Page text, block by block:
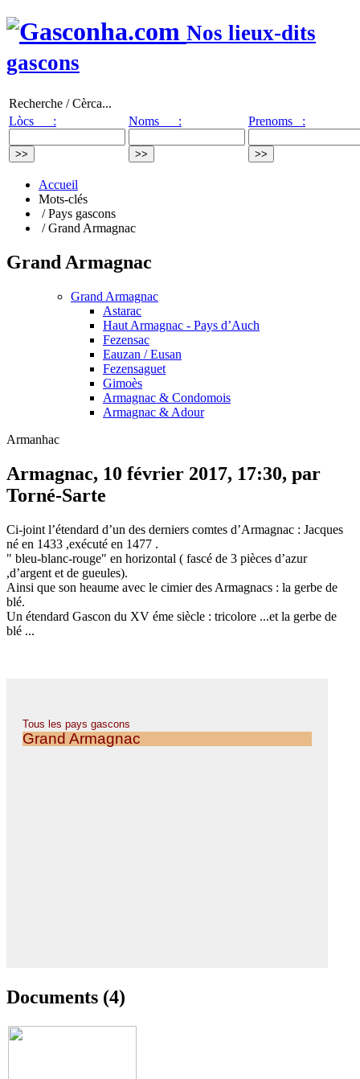
Nos lieux-dits
gascons
Recherche / Cèrca...
Lòcs :
Noms : Prenoms :
Accueil
Mots-clés
/ Pays gascons
/ Grand Armagnac
Grand Armagnac
Grand Armagnac
Astarac
Haut Armagnac - Pays d’Auch
Fezensac
Eauzan / Eusan
Fezensaguet
Gimoès
Armagnac & Condomois
Armagnac & Adour
Armanhac
Armagnac, 10 février 2017, 17:30, par
Torné-Sarte
Ci-joint l’étendard d’un des derniers comtes d’Armagnac : Jacques
né en 1433 ,exécuté en 1477 .
" bleu-blanc-rouge" en horizontal ( fascé de 3 pièces d’azur
,d’argent et de gueules).
Ainsi que son heaume avec le cimier des Armagnacs : la gerbe de
blé.
Un étendard Gascon du XV éme siècle : tricolore ...et la gerbe de
blé ...
Documents (4)